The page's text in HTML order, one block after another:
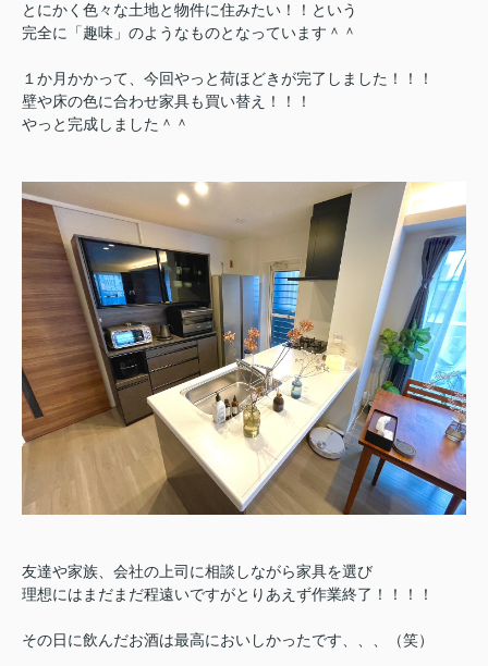
とにかく色々な土地と物件に住みたい！！という
完全に「趣味」のようなものとなっています＾＾
１か月かかって、今回やっと荷ほどきが完了しました！！！
壁や床の色に合わせ家具も買い替え！！！
やっと完成しました＾＾
友達や家族、会社の上司に相談しながら家具を選び
理想にはまだまだ程遠いですがとりあえず作業終了！！！！
その日に飲んだお酒は最高においしかったです、、、（笑）